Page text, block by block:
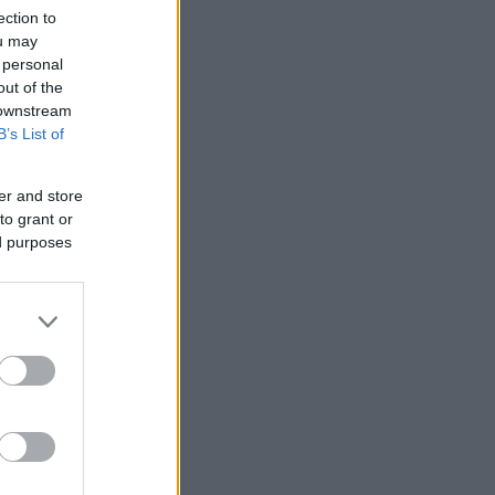
to
may
of the
List of
and store
grant or
purposes